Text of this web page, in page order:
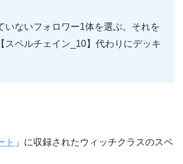
いないフォロワー1体を選ぶ。それを
スペルチェイン_10】代わりにデッキ
ト 」に収録されたウィッチクラスのスペ